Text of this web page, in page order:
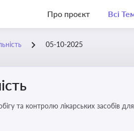
Про проєкт Всі
05-10-2025
та контролю лікарських засобів